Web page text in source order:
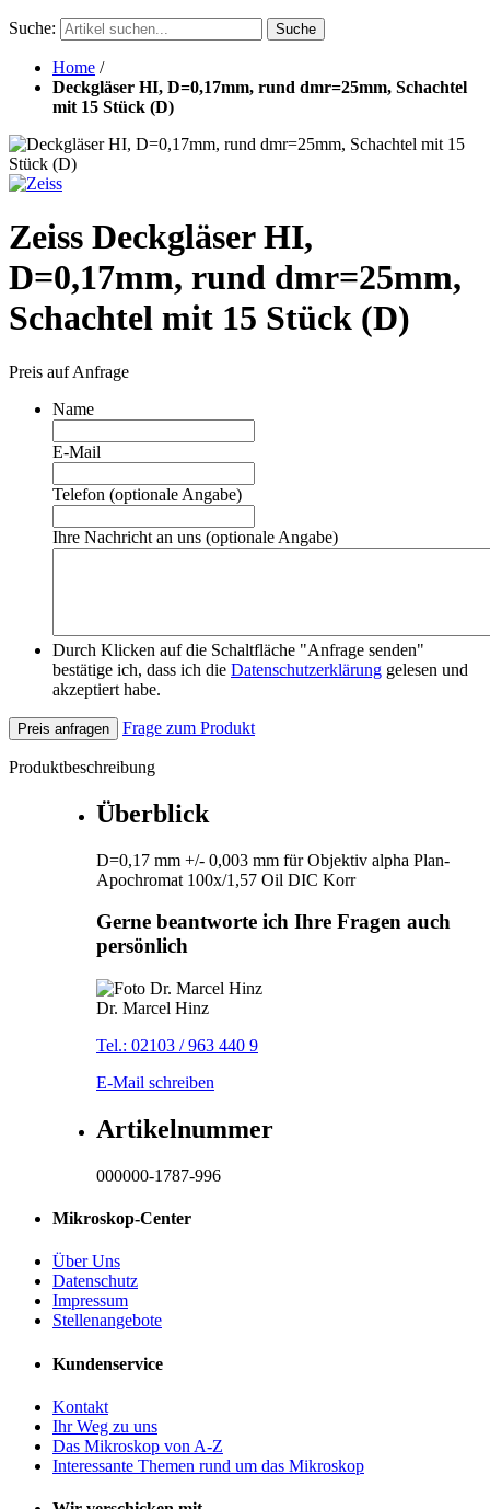
Suche: Suche
Home /
Deckgläser HI, D=0,17mm, rund dmr=25mm, Schachtel
mit 15 Stück (D)
Zeiss Deckgläser HI,
D=0,17mm, rund dmr=25mm,
Schachtel mit 15 Stück (D)
Preis auf Anfrage
Name
E-Mail
Telefon (optionale Angabe)
Ihre Nachricht an uns (optionale Angabe)
Durch Klicken auf die Schaltfläche "Anfrage senden"
bestätige ich, dass ich die Datenschutzerklärung gelesen und
akzeptiert habe.
Preis anfragen Frage zum Produkt
Produktbeschreibung
Überblick
D=0,17 mm +/- 0,003 mm für Objektiv alpha Plan-
Apochromat 100x/1,57 Oil DIC Korr
Gerne beantworte ich Ihre Fragen auch
persönlich
Dr. Marcel Hinz
Tel.: 02103 / 963 440 9
E-Mail schreiben
Artikelnummer
000000-1787-996
Mikroskop-Center
Über Uns
Datenschutz
Impressum
Stellenangebote
Kundenservice
Kontakt
Ihr Weg zu uns
Das Mikroskop von A-Z
Interessante Themen rund um das Mikroskop